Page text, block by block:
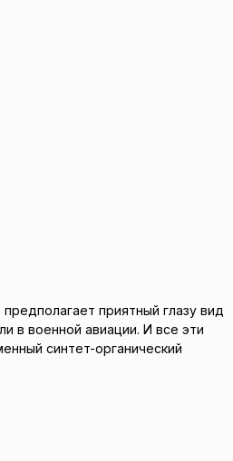
приятный глазу вид
в военной авиации. И все эти
синтет-органический